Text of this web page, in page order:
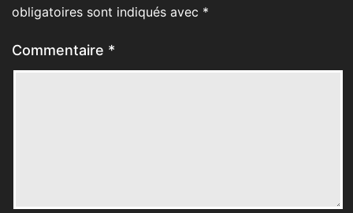
obligatoires sont indiqués avec *
Commentaire *